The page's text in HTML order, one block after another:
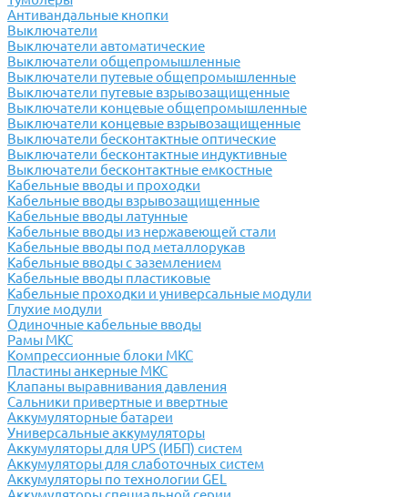
Антивандальные кнопки
Выключатели
Выключатели автоматические
Выключатели общепромышленные
Выключатели путевые общепромышленные
Выключатели путевые взрывозащищенные
Выключатели концевые общепромышленные
Выключатели концевые взрывозащищенные
Выключатели бесконтактные оптические
Выключатели бесконтактные индуктивные
Выключатели бесконтактные емкостные
Кабельные вводы и проходки
Кабельные вводы взрывозащищенные
Кабельные вводы латунные
Кабельные вводы из нержавеющей стали
Кабельные вводы под металлорукав
Кабельные вводы с заземлением
Кабельные вводы пластиковые
Кабельные проходки и универсальные модули
Глухие модули
Одиночные кабельные вводы
Рамы МКС
Компрессионные блоки МКС
Пластины анкерные МКС
Клапаны выравнивания давления
Сальники привертные и ввертные
Аккумуляторные батареи
Универсальные аккумуляторы
Аккумуляторы для UPS (ИБП) систем
Аккумуляторы для слаботочных систем
Аккумуляторы по технологии GEL